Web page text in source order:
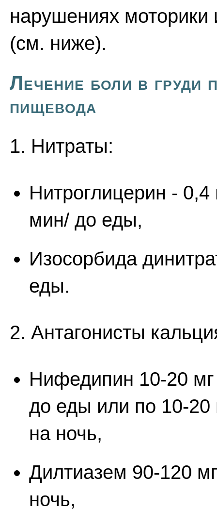
нарушениях моторики
(см. ниже).
Лечение боли в груди
пищевода
1. Нитраты:
Нитроглицерин -
мин/ до еды,
Изосорбида
еды.
2. Антагонисты
Нифедипин 10-20
до еды или по 10-20
на ночь,
Дилтиазем 90-120
ночь,